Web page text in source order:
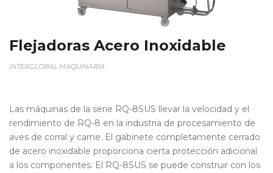
Flejadoras Acero Inoxidable
INTERGLOBAL MAQUINARIA
Las máquinas de la serie RQ-8SUS llevar la velocidad y el
rendimiento de RQ-8 en la industria de procesamiento de
aves de corral y carne. El gabinete completamente cerrado
de acero inoxidable proporciona cierta protección adicional
a los componentes. El RQ-8SUS se puede construir con los